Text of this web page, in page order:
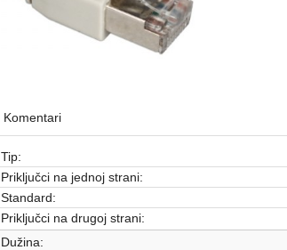
Komentari
Tip:
Priključci na jednoj strani:
Standard:
Priključci na drugoj strani:
Dužina: